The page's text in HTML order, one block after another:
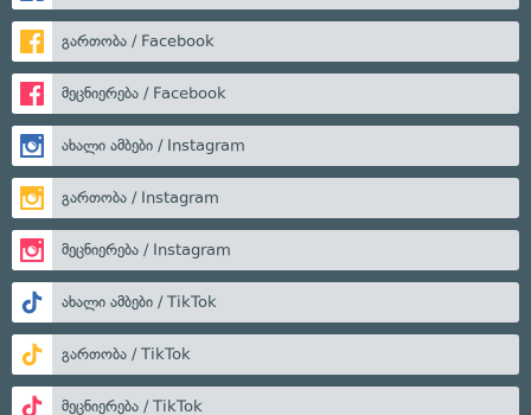
გართობა / Facebook
მეცნიერება / Facebook
ახალი ამბები / Instagram
გართობა / Instagram
მეცნიერება / Instagram
ახალი ამბები / TikTok
გართობა / TikTok
მეცნიერება / TikTok